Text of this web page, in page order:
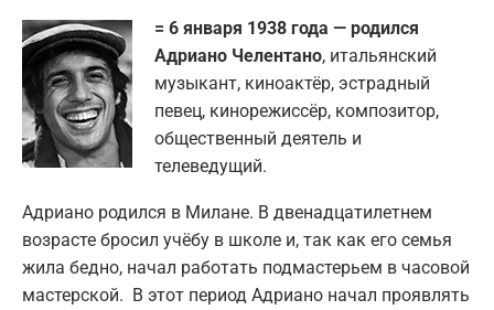
= 6 января 1938 года — родился
Адриано Челентано, итальянский
музыкант, киноактёр, эстрадный
певец, кинорежиссёр, композитор,
общественный деятель и
телеведущий.
Адриано родился в Милане. В двенадцатилетнем
возрасте бросил учёбу в школе и, так как его семья
жила бедно, начал работать подмастерьем в часовой
мастерской. В этот период Адриано начал проявлять